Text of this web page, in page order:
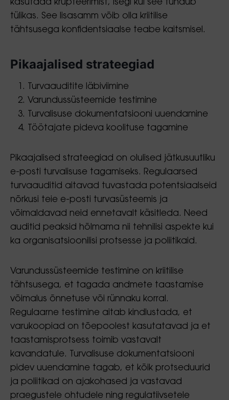
kasutada krüpteerimist, isegi kui see tundub
tülikas. See lisasamm võib olla kriitilise
tähtsusega konfidentsiaalse teabe kaitsmisel.
Pikaajalised strateegiad
Turvaauditite läbiviimine
Varundussüsteemide testimine
Turvalisuse dokumentatsiooni uuendamine
Töötajate pideva koolituse tagamine
Pikaajalised strateegiad on olulised jätkusuutliku
e-posti turvalisuse tagamiseks. Regulaarsed
turvaauditid aitavad tuvastada potentsiaalseid
nõrkusi teie e-posti turvasüsteemis ja
võimaldavad neid ennetavalt käsitleda. Need
auditid peaksid hõlmama nii tehnilisi aspekte kui
ka organisatsioonilisi protsesse ja poliitikaid.
Varundussüsteemide testimine on kriitilise
tähtsusega, et tagada andmete taastamise
võimalus õnnetuse või rünnaku korral.
Regulaarne testimine aitab kindlustada, et
varukoopiad on tõepoolest kasutatavad ja et
taastamisprotsess toimib vastavalt
kavandatule. Turvalisuse dokumentatsiooni
pidev uuendamine tagab, et kõik protseduurid
ja poliitikad on ajakohased ja vastavad
praegustele ohtudele ning regulatiivsetele